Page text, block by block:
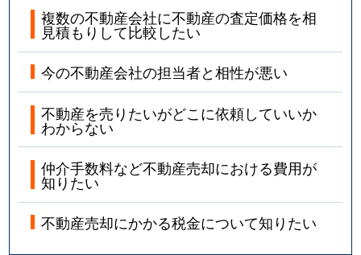
複数の不動産会社に不動産の査定価格を相
見積もりして比較したい
今の不動産会社の担当者と相性が悪い
不動産を売りたいがどこに依頼していいか
わからない
仲介手数料など不動産売却における費用が
知りたい
不動産売却にかかる税金について知りたい